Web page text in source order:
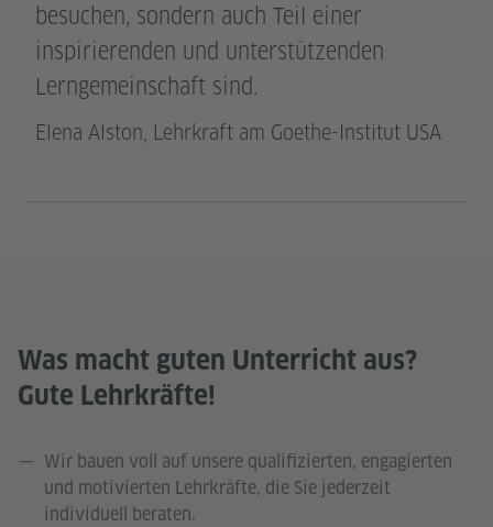
besuchen, sondern auch Teil einer
inspirierenden und unterstützenden
Lerngemeinschaft sind.
Elena Alston, Lehrkraft am Goethe-Institut USA
Was macht guten Unterricht aus?
Gute Lehrkräfte!
Wir bauen voll auf unsere qualifizierten, engagierten
und motivierten Lehrkräfte, die Sie jederzeit
individuell beraten.